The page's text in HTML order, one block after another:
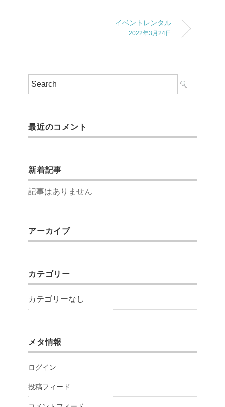
イベントレンタル
2022年3月24日
最近のコメント
新着記事
記事はありません
アーカイブ
カテゴリー
カテゴリーなし
メタ情報
ログイン
投稿フィード